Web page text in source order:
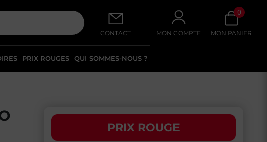
CONTACT
PRIX ROUGES QUI SOMMES-NOUS ?
MON COMPTE
0
MON PANIER
PRIX ROUGE